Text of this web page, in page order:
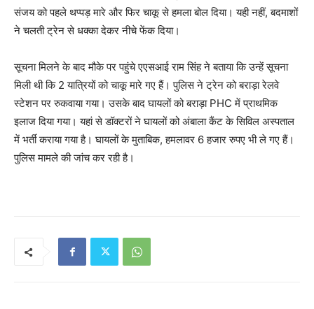
संजय को पहले थप्पड़ मारे और फिर चाकू से हमला बोल दिया। यही नहीं, बदमाशों
ने चलती ट्रेन से धक्का देकर नीचे फेंक दिया।
सूचना मिलने के बाद मौके पर पहुंचे एएसआई राम सिंह ने बताया कि उन्हें सूचना
मिली थी कि 2 यात्रियों को चाकू मारे गए हैं। पुलिस ने ट्रेन को बराड़ा रेलवे
स्टेशन पर रुकवाया गया। उसके बाद घायलों को बराड़ा PHC में प्राथमिक
इलाज दिया गया। यहां से डॉक्टरों ने घायलों को अंबाला कैंट के सिविल अस्पताल
में भर्ती कराया गया है। घायलों के मुताबिक, हमलावर 6 हजार रुपए भी ले गए हैं।
पुलिस मामले की जांच कर रही है।